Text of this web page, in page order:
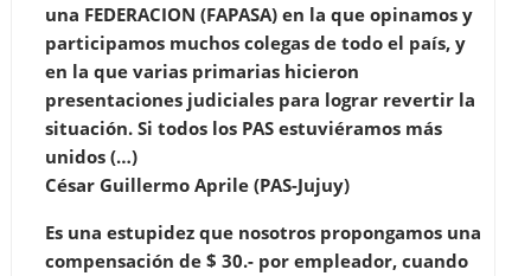
una FEDERACION (FAPASA) en la que opinamos y
participamos muchos colegas de todo el país, y
en la que varias primarias hicieron
presentaciones judiciales para lograr revertir la
situación. Si todos los PAS estuviéramos más
unidos (…)
César Guillermo Aprile (PAS-Jujuy)
Es una estupidez que nosotros propongamos una
compensación de $ 30.- por empleador, cuando